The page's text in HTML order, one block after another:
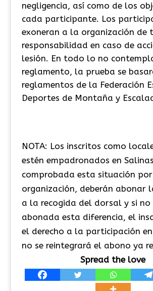
negligencia, así como de los
cada participante. Los
exoneran a la organización de
responsabilidad en caso de
lesión. En todo lo no
reglamento, la prueba se
reglamentos de la Federación
Deportes de Montaña y
NOTA: Los inscritos como
estén empadronados en
comprobada esta situación
organización, deberán abonar
a la recogida del dorsal y si no
abonada esta diferencia, el
el derecho a la participación
no se reintegrará el abono ya
Spread the love